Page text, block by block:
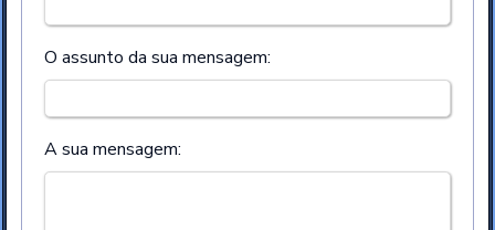
O assunto da sua mensagem:
A sua mensagem: